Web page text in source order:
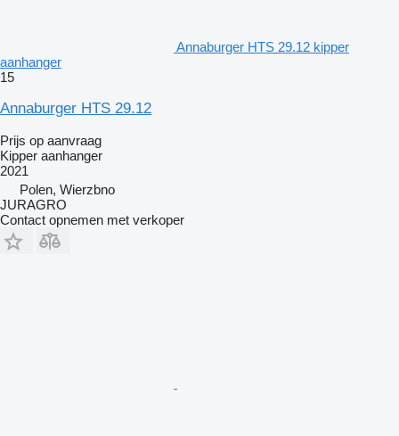
Annaburger HTS 29.12 kipper
aanhanger
15
Annaburger HTS 29.12
Prijs op aanvraag
Kipper aanhanger
2021
Polen, Wierzbno
JURAGRO
Contact opnemen met verkoper